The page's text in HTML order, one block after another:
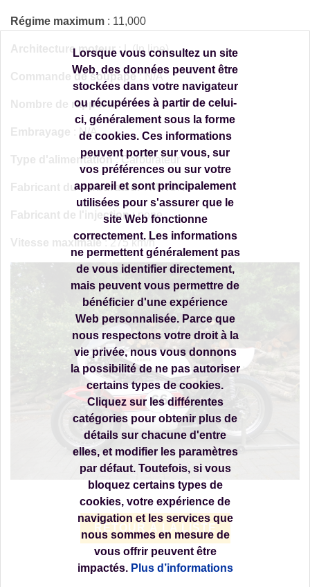
Régime maximum : 11,000
Architecture moteur: L (In line)
Commande de soupape: N/A
Nombre de rapports: 6
Embrayage : N/A
Type d'alimentation: Carburateur
Fabricant du carburateur: MIKUNI
Fabricant de l'injection: none
Vitesse maximale: 275 km/h
RETOUR À LA LISTE
Lorsque vous consultez un site
Web, des données peuvent être
stockées dans votre navigateur
ou récupérées à partir de celui-
ci, généralement sous la forme
de cookies. Ces informations
peuvent porter sur vous, sur
vos préférences ou sur votre
appareil et sont principalement
utilisées pour s'assurer que le
site Web fonctionne
correctement. Les informations
ne permettent généralement pas
de vous identifier directement,
mais peuvent vous permettre de
bénéficier d'une expérience
Web personnalisée. Parce que
nous respectons votre droit à la
vie privée, nous vous donnons
la possibilité de ne pas autoriser
certains types de cookies.
Cliquez sur les différentes
catégories pour obtenir plus de
détails sur chacune d'entre
elles, et modifier les paramètres
par défaut. Toutefois, si vous
bloquez certains types de
cookies, votre expérience de
navigation et les services que
nous sommes en mesure de
vous offrir peuvent être
impactés. Plus d’informations